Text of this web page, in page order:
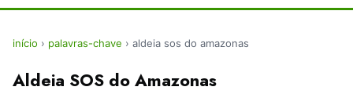
início › palavras-chave › aldeia sos do amazonas
Aldeia SOS do Amazonas